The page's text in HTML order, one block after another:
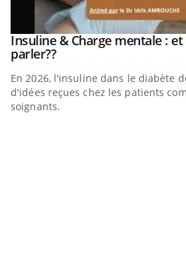
Youtube
Insuline & Charge mentale :
parler??Youtube
En 2026, l'insuline dans le diabète
d'idées reçues chez les patients
soignants.